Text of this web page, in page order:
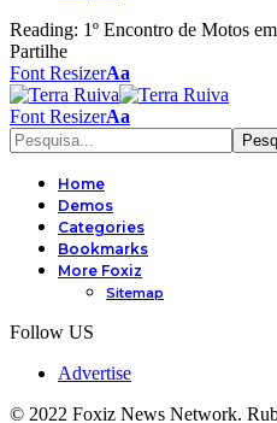
Reading: 1º Encontro de Motos
Partilhe
Font ResizerAa
Font ResizerAa
Home
Demos
Categories
Bookmarks
More Foxiz
Sitemap
Follow US
Advertise
© 2022 Foxiz News Network.